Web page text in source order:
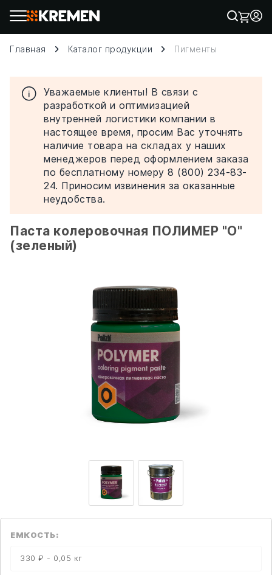
Главная Каталог продукции Пигменты
Уважаемые клиенты! В связи с
разработкой и оптимизацией
внутренней логистики компании в
настоящее время, просим Вас уточнять
наличие товара на складах у наших
менеджеров перед оформлением заказа
по бесплатному номеру 8 (800) 234-83-
24. Приносим извинения за оказанные
неудобства.
Паста колеровочная ПОЛИМЕР "О"
(зеленый)
ЕМКОСТЬ:
330 ₽ - 0,05 кг